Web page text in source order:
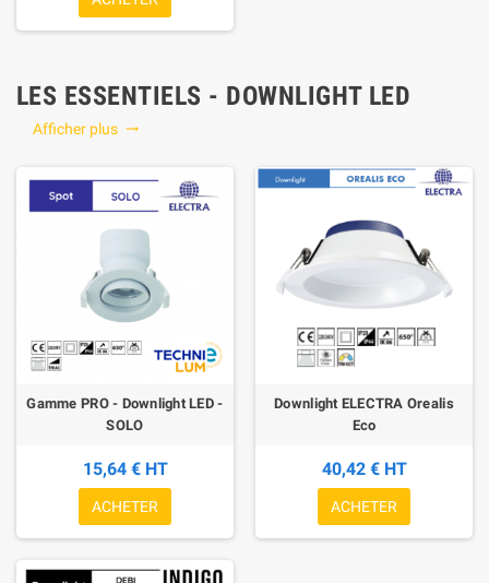
LES ESSENTIELS - DOWNLIGHT LED
Afficher plus 
Gamme PRO - Downlight LED -
SOLO
15,64 € HT
ACHETER
Downlight ELECTRA Orealis
Eco
40,42 € HT
ACHETER